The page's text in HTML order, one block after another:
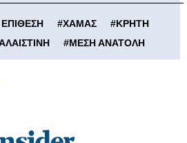
#ΧΑΜΑΣ #ΚΡΗΤΗ
#ΜΕΣΗ ΑΝΑΤΟΛΗ